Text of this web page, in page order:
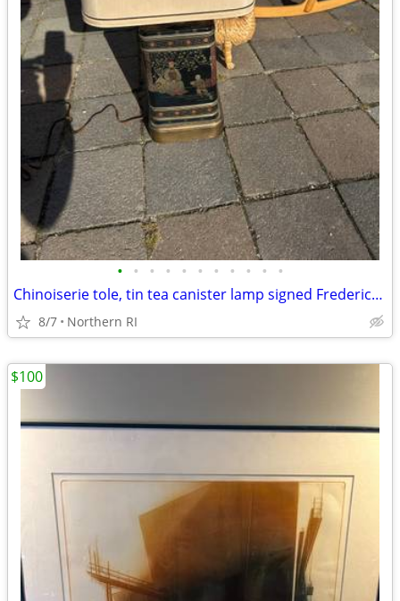
• • • • • • • • • • •
Chinoiserie tole, tin tea canister lamp signed Frederick Cooper A238
8/7 Northern RI
$100